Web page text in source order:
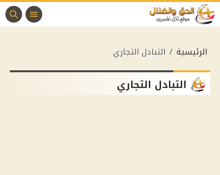
الرئيسية التبادل التجاري
التبادل التجاري